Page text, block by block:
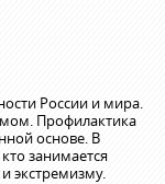
России и мира.
Профилактика
основе. В
занимается
экстремизму.